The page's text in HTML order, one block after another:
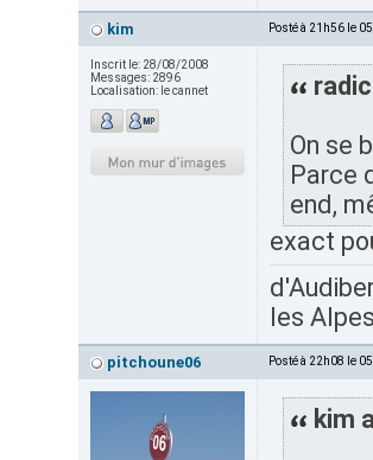
kim Posté à 21h56 le
Inscrit le: 28/08/2008
Messages: 2896
Localisation: le cannet
On se
Parce
end,
exact
les
pitchoune06 Posté à 22h08 le
kim